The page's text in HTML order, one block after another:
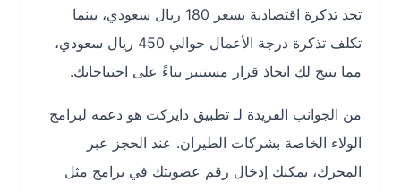
تجد تذكرة اقتصادية بسعر 180 ريال سعودي، بينما
تكلف تذكرة درجة الأعمال حوالي 450 ريال سعودي،
مما يتيح لك اتخاذ قرار مستنير بناءً على احتياجاتك.
من الجوانب الفريدة لـ تطبيق دايركت هو دعمه لبرامج
الولاء الخاصة بشركات الطيران. عند الحجز عبر
المحرك، يمكنك إدخال رقم عضويتك في برامج مثل